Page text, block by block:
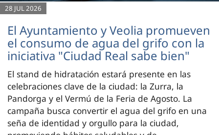
28 JUL 2026
El Ayuntamiento y Veolia promueven
el consumo de agua del grifo con la
iniciativa "Ciudad Real sabe bien"
El stand de hidratación estará presente en las
celebraciones clave de la ciudad: la Zurra, la
Pandorga y el Vermú de la Feria de Agosto. La
campaña busca convertir el agua del grifo en una
seña de identidad y orgullo para la ciudad,